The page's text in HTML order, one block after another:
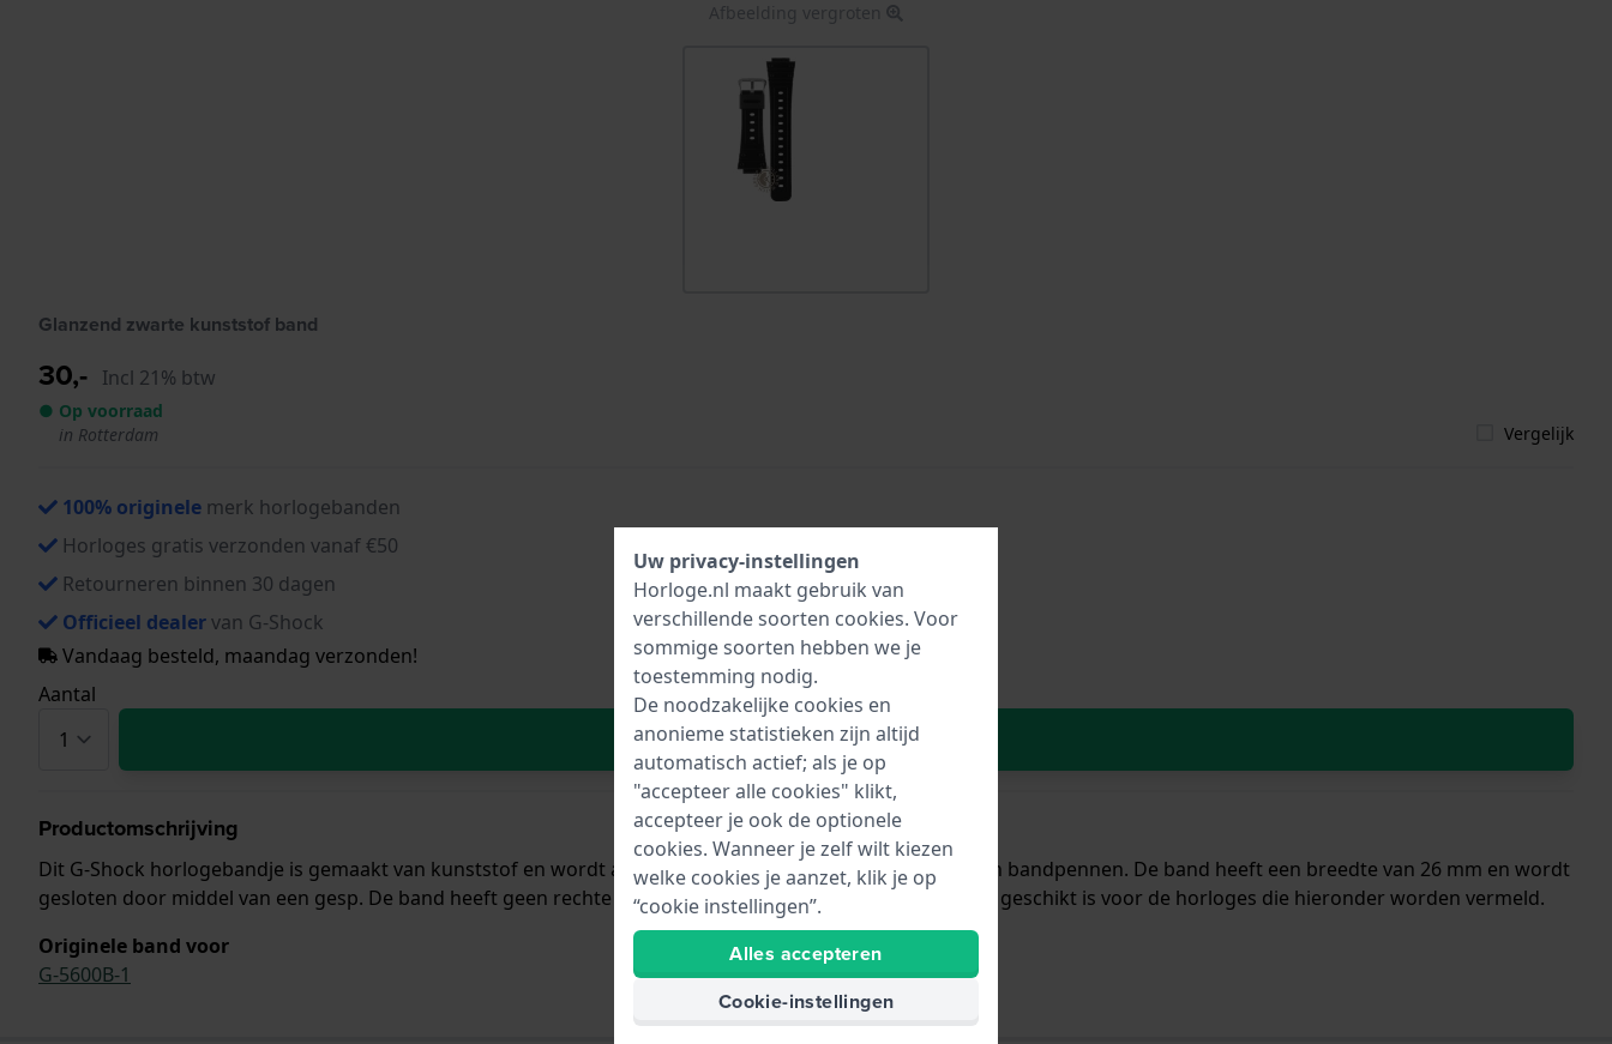
Afbeelding vergroten
Glanzend zwarte kunststof band
30,- Incl 21% btw
● Op voorraad
in Rotterdam
Vergelijk
100% originele merk horlogebanden
Horloges gratis verzonden vanaf €50
Retourneren binnen 30 dagen
Officieel dealervan G-Shock
Vandaag besteld, maandag verzonden!
Aantal
In Winkelwagen
Productomschrijving
Dit G-Shock horlogebandje is gemaakt van kunststof en wordt aan het horloge bevestigd door middel van bandpennen. De band heeft een breedte van 26 mm en wordt
gesloten door middel van een gesp. De band heeft geen rechte aanzet wat betekent dat deze band alleen geschikt is voor de horloges die hieronder worden vermeld.
Originele band voor
G-5600B-1
Uw privacy-instellingen
Horloge.nl maakt gebruik van
verschillende soorten cookies. Voor
sommige soorten hebben we je
toestemming nodig.
De noodzakelijke cookies en
anonieme statistieken zijn altijd
automatisch actief; als je op
"accepteer alle cookies" klikt,
accepteer je ook de optionele
cookies. Wanneer je zelf wilt kiezen
welke cookies je aanzet, klik je op
“cookie instellingen”.
Alles accepteren
Cookie-instellingen